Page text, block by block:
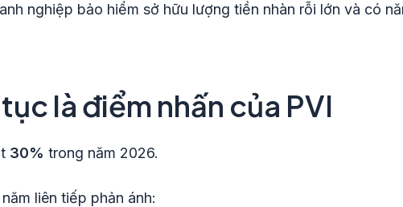
nghiệp bảo hiểm sở hữu lượng tiền nhàn rỗi lớn và có
là điểm nhấn của PVI
30% trong năm 2026.
liên tiếp phản ánh: